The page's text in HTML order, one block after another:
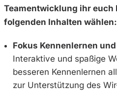
Teamentwicklung ihr
folgenden Inhalten wählen:
Fokus Kennenlernen
Interaktive und spaßige
besseren Kennenlernen
zur Unterstützung des